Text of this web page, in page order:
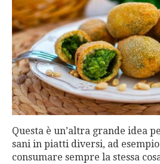
Questa è un’altra grande idea
sani in piatti diversi, ad
consumare sempre la stessa